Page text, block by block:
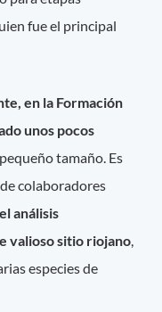
fue el principal
en la Formación
unos pocos
tamaño. Es
colaboradores
análisis
valioso sitio riojano,
especies de